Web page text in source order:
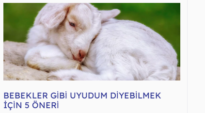
BEBEKLER GİBİ UYUDUM DİYEBİLMEK
İÇİN 5 ÖNERİ